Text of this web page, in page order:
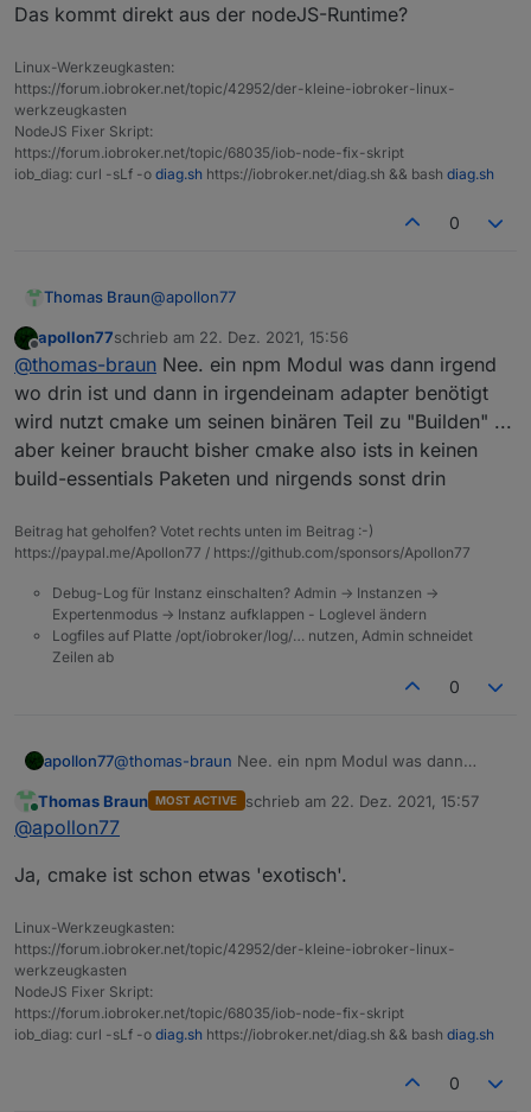
Das kommt direkt aus der nodeJS-Runtime?
Linux-Werkzeugkasten:
https://forum.iobroker.net/topic/42952/der-kleine-iobroker-linux-
werkzeugkasten
NodeJS Fixer Skript:
https://forum.iobroker.net/topic/68035/iob-node-fix-skript
iob_diag: curl -sLf -o diag.sh https://iobroker.net/diag.sh && bash diag.sh
0
Thomas Braun@apollon77
Das kommt direkt aus der nodeJS-Runtime?
Offline
apollon77schrieb am 22. Dez. 2021, 15:56
zuletzt editiert von
@thomas-braun Nee. ein npm Modul was dann irgend
wo drin ist und dann in irgendeinam adapter benötigt
wird nutzt cmake um seinen binären Teil zu "Builden" ...
aber keiner braucht bisher cmake also ists in keinen
build-essentials Paketen und nirgends sonst drin
Beitrag hat geholfen? Votet rechts unten im Beitrag :-)
https://paypal.me/Apollon77 / https://github.com/sponsors/Apollon77
Debug-Log für Instanz einschalten? Admin -> Instanzen ->
Expertenmodus -> Instanz aufklappen - Loglevel ändern
Logfiles auf Platte /opt/iobroker/log/… nutzen, Admin schneidet
Zeilen ab
0
apollon77@thomas-braun Nee. ein npm Modul was dann
benötigt wird nutzt cmake um seinen binären Teil zu
"Builden" ... aber keiner braucht bisher cmake also
sonst drin
Online
Thomas Braun MOST ACTIVE schrieb am 22. Dez. 2021, 15:57
zuletzt editiert von
@apollon77
Ja, cmake ist schon etwas 'exotisch'.
Linux-Werkzeugkasten:
https://forum.iobroker.net/topic/42952/der-kleine-iobroker-linux-
werkzeugkasten
NodeJS Fixer Skript:
https://forum.iobroker.net/topic/68035/iob-node-fix-skript
iob_diag: curl -sLf -o diag.sh https://iobroker.net/diag.sh && bash diag.sh
0